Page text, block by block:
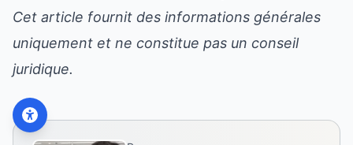
Cet article fournit des informations générales
uniquement et ne constitue pas un conseil
juridique.
WhatsApp